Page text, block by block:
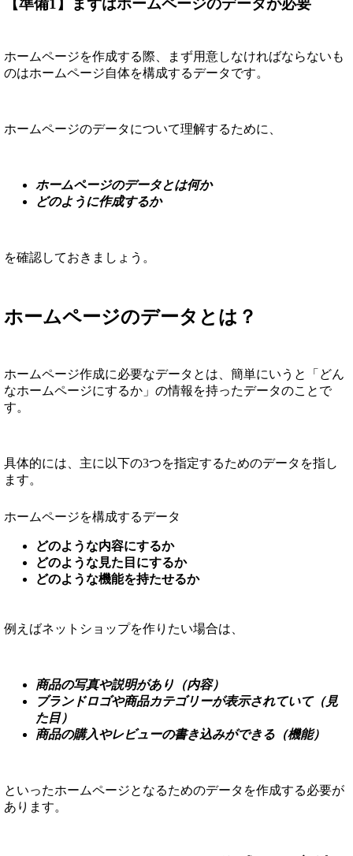
ホームページを作成する際、まず用意しなければならないも
のはホームページ自体を構成するデータです。
ホームページのデータについて理解するために、
ホームページのデータとは何か
どのように作成するか
を確認しておきましょう。
ホームページのデータとは？
ホームページ作成に必要なデータとは、簡単にいうと「どん
なホームページにするか」の情報を持ったデータのことで
す。
具体的には、主に以下の3つを指定するためのデータを指し
ます。
ホームページを構成するデータ
どのような内容にするか
どのような見た目にするか
どのような機能を持たせるか
例えばネットショップを作りたい場合は、
商品の写真や説明があり（内容）
ブランドロゴや商品カテゴリーが表示されていて（見
た目）
商品の購入やレビューの書き込みができる（機能）
といったホームページとなるためのデータを作成する必要が
あります。